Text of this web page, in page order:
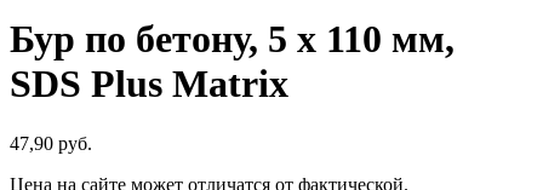
Бур по бетону, 5 x 110 мм,
SDS Plus Matrix
47,90 руб.
Цена на сайте может отличатся от фактической.